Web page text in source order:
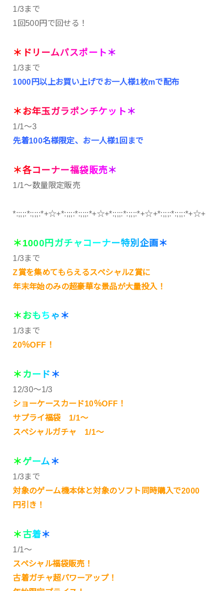
1/3まで
1回500円で回せる！
＊ ド リ ームパスポー ト ＊
1/3まで
1000円以上お買い上げでお一人様1枚mで配布
＊ お年玉ガラポンチケッ ト ＊
1/1～3
先着100名様限定、お一人様1回まで
＊各コーナー福袋販売＊
1/1～数量限定販売
*:;;;:*:;;;:*+☆+*:;;;:*:;;;:*+☆+*:;;;:*:;;;:*+☆+*:;;;:*:;;;:*+☆+
＊1000円 ガチャ コーナー特別 企画＊
1/3まで
Z賞を集めてもらえるスペシャルZ賞に
年末年始のみの超豪華な景品が大量投入！
＊ おもちゃ ＊
1/3まで
20％OFF！
＊ カー ド ＊
12/30～1/3
ショーケースカード10％OFF！
サプライ福袋 1/1～
スペシャルガチャ 1/1～
＊ゲーム ＊
1/3まで
対象のゲーム機本体と対象のソフト同時購入で2000
円引き！
＊古着＊
1/1～
スペシャル福袋販売！
古着ガチャ超パワーアップ！